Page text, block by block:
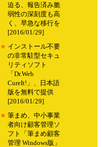
迫る、報告済み脆
弱性の深刻度も高
く、早急な移行を
[2016/01/29]
■ インストール不要
の非常駐型セキュ
リティソフト
「Dr.Web
CureIt!」、日本語
版を無料で提供
[2016/01/29]
■ 筆まめ、中小事業
者向け顧客管理ソ
フト「筆まめ顧客
管理 Windows版」